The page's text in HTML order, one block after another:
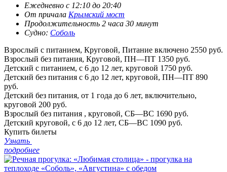
Ежедневно c 12:10 до 20:40
От причала Крымский мост
Продолжительность 2 часа 30 минут
Судно: Соболь
Взрослый с питанием, Круговой, Питание включено 2550 руб.
Взрослый без питания, Круговой, ПН—ПТ 1350 руб.
Детский с питанием, с 6 до 12 лет, круговой 1750 руб.
Детский без питания с 6 до 12 лет, круговой, ПН—ПТ 890
руб.
Детский без питания, от 1 года до 6 лет, включительно,
круговой 200 руб.
Взрослый без питания , круговой, СБ—ВС 1690 руб.
Детский круговой, с 6 до 12 лет, СБ—ВС 1090 руб.
Купить билеты
Узнать
подробнее